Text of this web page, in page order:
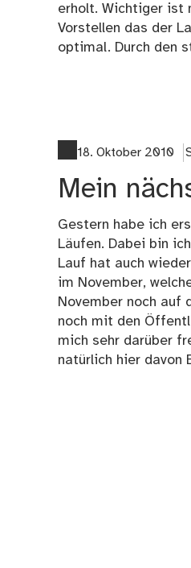
erholt. Wichtiger ist
Vorstellen das der
optimal. Durch den
18. Oktober 2010
Mein
Gestern habe ich
Läufen. Dabei bin
Lauf hat auch
im November,
November noch auf
noch mit den
mich sehr darüber
natürlich hier davon